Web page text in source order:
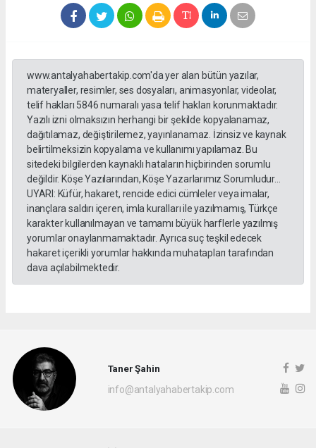
www.antalyahabertakip.com'da yer alan bütün yazılar,
materyaller, resimler, ses dosyaları, animasyonlar, videolar,
telif hakları 5846 numaralı yasa telif hakları korunmaktadır.
Yazılı izni olmaksızın herhangi bir şekilde kopyalanamaz,
dağıtılamaz, değiştirilemez, yayınlanamaz. İzinsiz ve kaynak
belirtilmeksizin kopyalama ve kullanımı yapılamaz. Bu
sitedeki bilgilerden kaynaklı hataların hiçbirinden sorumlu
değildir. Köşe Yazılarından, Köşe Yazarlarımız Sorumludur...
UYARI: Küfür, hakaret, rencide edici cümleler veya imalar,
inançlara saldırı içeren, imla kuralları ile yazılmamış, Türkçe
karakter kullanılmayan ve tamamı büyük harflerle yazılmış
yorumlar onaylanmamaktadır. Ayrıca suç teşkil edecek
hakaret içerikli yorumlar hakkında muhatapları tarafından
dava açılabilmektedir.
Taner Şahin
info@antalyahabertakip.com